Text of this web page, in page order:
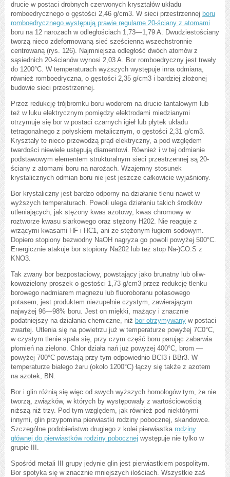
drucie w postaci drobnych czerwonych kryształów układu
romboedrycznego o gęstości 2,46 g/cm3. W sieci przestrzennej boru
romboedrycznego występują prawie regularne 20-ściany z atomami
boru na 12 narożach w odległościach 1,73—1,79 A. Dwudziestościany
tworzą nieco zdeformowaną sieć sześcienną wszechstronnie
centrowaną (rys. 126). Najmniejsza odległość dwóch atomów z
sąsiednich 20-ścianów wynosi 2,03 A. Bor romboedryczny jest trwały
do 1200°C. W temperaturach wyższych występuje inna odmiana,
również romboedryczna, o gęstości 2,35 g/cm3 i bardziej złożonej
budowie sieci przestrzennej.
Przez redukcję trójbromku boru wodorem na drucie tantalowym lub
też w łuku elektrycznym pomiędzy elektrodami miedzianymi
otrzymuje się bor w postaci czarnych igieł lub płytek układu
tetragonalnego z połyskiem metalicznym, o gęstości 2,31 g/cm3.
Kryształy te nieco przewodzą prąd elektryczny, a pod względem
twardości niewiele ustępują diamentowi. Również i w tej odmianie
podstawowym elementem strukturalnym sieci przestrzennej są 20-
ściany z atomami boru na narożach. Wzajemny stosunek
krystalicznych odmian boru nie jest jeszcze całkowicie wyjaśniony.
Bor krystaliczny jest bardzo odporny na działanie tlenu nawet w
wyższych temperaturach. Powoli ulega działaniu takich środków
utleniających, jak stężony kwas azotowy, kwas chromowy w
roztworze kwasu siarkowego oraz stężony H202. Nie reaguje z
wrzącymi kwasami HF i HC1, ani ze stężonym ługiem sodowym.
Dopiero stopiony bezwodny NaOH nagryza go powoli powyżej 500°C.
Energicznie atakuje bor stopiony Na202 lub też stop Na-)CO:S z
KNO3.
Tak zwany bor bezpostaciowy, powstający jako brunatny lub oliw-
kowozielony proszek o gęstości 1,73 g/cm3 przez redukcję tlenku
borowego nadmiarem magnezu lub fluoroboranu potasowego
potasem, jest produktem niezupełnie czystym, zawierającym
najwyżej 96—98% boru. Jest on miękki, mażący i znacznie
podatniejszy na działania chemiczne, niż bor otrzymywanyw postaci
zwartej. Utlenia się na powietrzu już w temperaturze powyżej 7C0°C,
w czystym tlenie spala się, przy czym część boru parując zabarwia
płomień na zielono. Chlor działa nań już powyżej 400°C, brom —
powyżej 700°C powstają przy tym odpowiednio BCI3 i BBr3. W
temperaturze białego żaru (około 1200°C) łączy się także z azotem
na azotek, BN.
Bor i glin różnią się więc od swych wyższych homologów tym, że nie
tworzą, związków, w których by występowały z wartościowością
niższą niż trzy. Pod tym względem, jak również pod niektórymi
innymi, glin przypomina pierwiastki rodziny pobocznej, skandowce.
Szczególne podobieństwo drugiego z kolei pierwiastka rodziny
głównej do pierwiastków rodziny pobocznej występuje nie tylko w
grupie III.
Spośród metali III grupy jedynie glin jest pierwiastkiem pospolitym.
Bor spotyka się w znacznie mniejszych ilościach. Wszystkie zaś